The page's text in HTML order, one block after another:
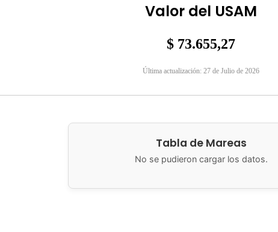
Valor del USAM
$ 73.655,27
Última actualización: 27 de Julio de 2026
Tabla de Mareas
No se pudieron cargar los datos.